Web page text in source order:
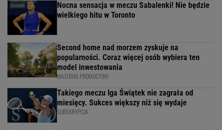
Nocna sensacja w meczu Sabalenki! Nie będzie
wielkiego hitu w Toronto
Second home nad morzem zyskuje na
popularności. Coraz więcej osób wybiera ten
model inwestowania
MATERIAŁ PROMOCYJNY
Takiego meczu Iga Świątek nie zagrała od
miesięcy. Sukces większy niż się wydaje
SUBSKRYPCJA